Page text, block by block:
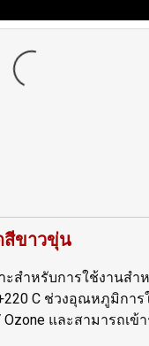
สีขาวขุ่น
ะสำหรับการใช้งานส
C ช่วงอุณหภูมิกา
และสามารถเ